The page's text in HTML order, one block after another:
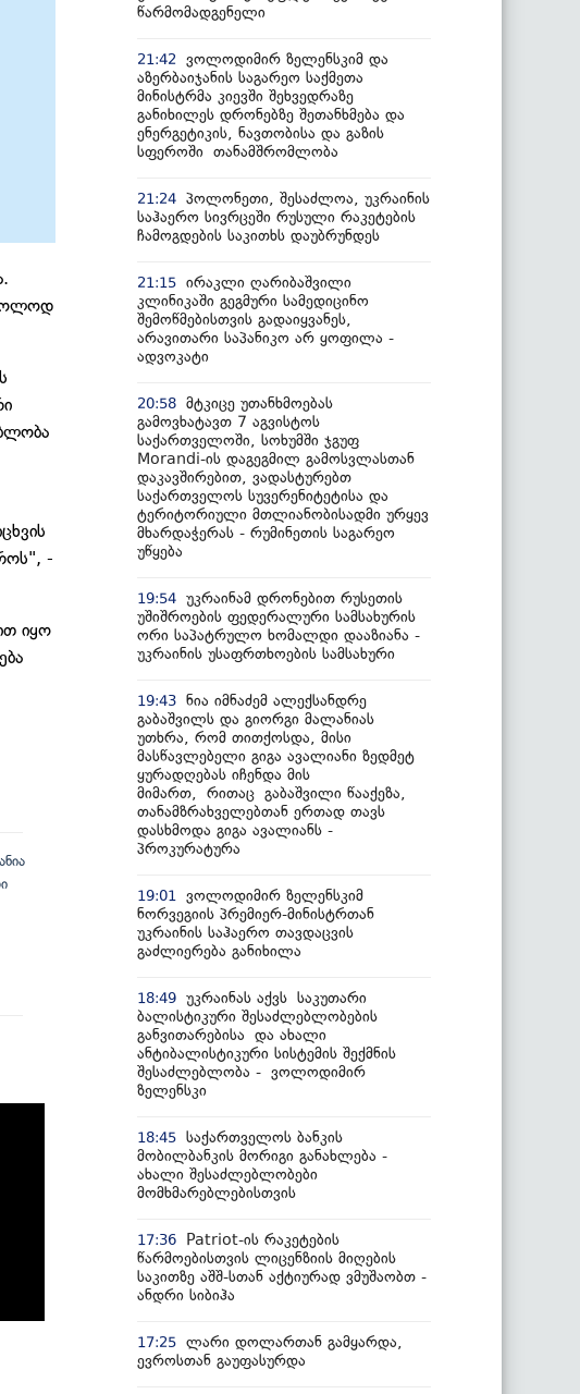
-
იყო
წარმომადგენელი
21:42
ვოლოდიმირ ზელენსკიმ და
აზერბაიჯანის საგარეო საქმეთა
მინისტრმა კიევში შეხვედრაზე
განიხილეს დრონებზე შეთანხმება და
ენერგეტიკის, ნავთობისა და გაზის
სფეროში თანამშრომლობა
21:24 პოლონეთი, შესაძლოა, უკრაინის
საჰაერო სივრცეში რუსული რაკეტების
ჩამოგდების საკითხს დაუბრუნდეს
21:15 ირაკლი ღარიბაშვილი
კლინიკაში გეგმური სამედიცინო
შემოწმებისთვის გადაიყვანეს,
არავითარი საპანიკო არ ყოფილა -
ადვოკატი
20:58 მტკიცე უთანხმოებას
გამოვხატავთ 7 აგვისტოს
საქართველოში, სოხუმში ჯგუფ
Morandi-ის დაგეგმილ გამოსვლასთან
დაკავშირებით, ვადასტურებთ
საქართველოს სუვერენიტეტისა და
ტერიტორიული მთლიანობისადმი ურყევ
მხარდაჭერას - რუმინეთის საგარეო
უწყება
19:54 უკრაინამ დრონებით რუსეთის
უშიშროების ფედერალური სამსახურის
ორი საპატრულო ხომალდი დააზიანა -
უკრაინის უსაფრთხოების სამსახური
19:43 ნია იმნაძემ ალექსანდრე
გაბაშვილს და გიორგი მალანიას
უთხრა, რომ თითქოსდა, მისი
მასწავლებელი გიგა ავალიანი ზედმეტ
ყურადღებას იჩენდა მის
მიმართ, რითაც გაბაშვილი წააქეზა,
თანამზრახველებთან ერთად თავს
დასხმოდა გიგა ავალიანს -
პროკურატურა
19:01
ვოლოდიმირ ზელენსკიმ
ნორვეგიის პრემიერ-მინისტრთან
უკრაინის საჰაერო თავდაცვის
გაძლიერება განიხილა
18:49 უკრაინას აქვს საკუთარი
ბალისტიკური შესაძლებლობების
განვითარებისა და ახალი
ანტიბალისტიკური სისტემის შექმნის
შესაძლებლობა - ვოლოდიმირ
ზელენსკი
18:45 საქართველოს ბანკის
მობილბანკის მორიგი განახლება -
ახალი შესაძლებლობები
მომხმარებლებისთვის
17:36
Patriot-ის რაკეტების
წარმოებისთვის ლიცენზიის მიღების
საკითზე აშშ-სთან აქტიურად ვმუშაობთ -
ანდრი სიბიჰა
17:25 ლარი დოლართან გამყარდა,
ევროსთან გაუფასურდა